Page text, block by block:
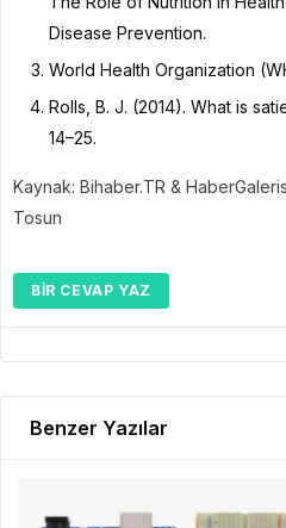
Disease Prevention.
World Health Organization
Rolls, B. J. (2014). What is
14–25.
Kaynak: Bihaber.TR &
Tosun
BIR CEVAP YAZ
Benzer Yazılar